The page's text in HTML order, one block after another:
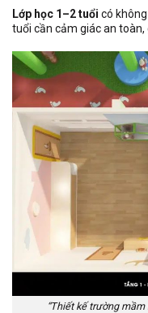
Lớp học 1–2 tuổi có
tuổi cần cảm giác an toàn,
“Thiết kế trường